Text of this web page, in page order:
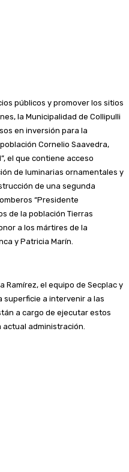
públicos y promover los sitios
la Municipalidad de Collipulli
en inversión para la
Cornelio Saavedra,
el que contiene acceso
de luminarias ornamentales y
de una segunda
“Presidente
de la población Tierras
a los mártires de la
y Patricia Marín.
Ramírez, el equipo de Secplac y
superficie a intervenir a las
a cargo de ejecutar estos
administración.